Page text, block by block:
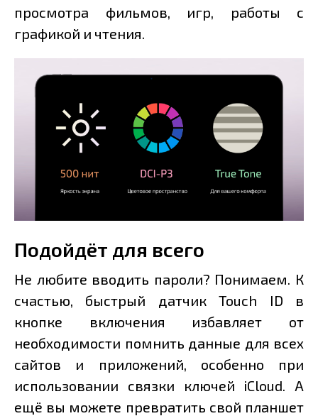
просмотра фильмов, игр, работы с
графикой и чтения.
Подойдёт для всего
Не любите вводить пароли? Понимаем. К
счастью, быстрый датчик Touch ID в
кнопке включения избавляет от
необходимости помнить данные для всех
сайтов и приложений, особенно при
использовании связки ключей iCloud. А
ещё вы можете превратить свой планшет